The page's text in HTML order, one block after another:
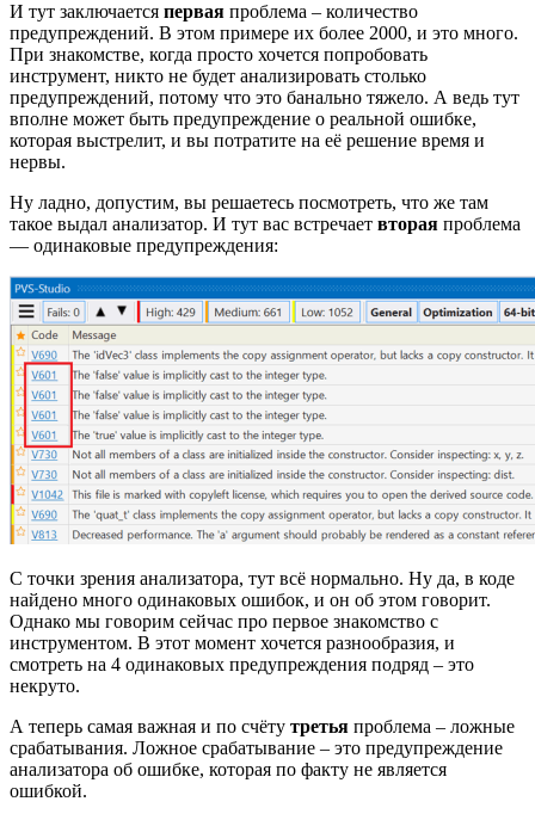
И тут заключается первая проблема – количество
предупреждений. В этом примере их более 2000, и это много.
При знакомстве, когда просто хочется попробовать
инструмент, никто не будет анализировать столько
предупреждений, потому что это банально тяжело. А ведь тут
вполне может быть предупреждение о реальной ошибке,
которая выстрелит, и вы потратите на её решение время и
нервы.
Ну ладно, допустим, вы решаетесь посмотреть, что же там
такое выдал анализатор. И тут вас встречает вторая проблема
— одинаковые предупреждения:
С точки зрения анализатора, тут всё нормально. Ну да, в коде
найдено много одинаковых ошибок, и он об этом говорит.
Однако мы говорим сейчас про первое знакомство с
инструментом. В этот момент хочется разнообразия, и
смотреть на 4 одинаковых предупреждения подряд – это
некруто.
А теперь самая важная и по счёту третья проблема – ложные
срабатывания. Ложное срабатывание – это предупреждение
анализатора об ошибке, которая по факту не является
ошибкой.